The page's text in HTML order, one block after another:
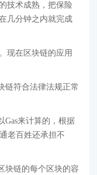
技术成熟，把保险
几分钟之内就完成
现在区块链的应用
链符合法律法规正常
Gas来计算的，根据
老百姓还承担不
块链的每个区块的容